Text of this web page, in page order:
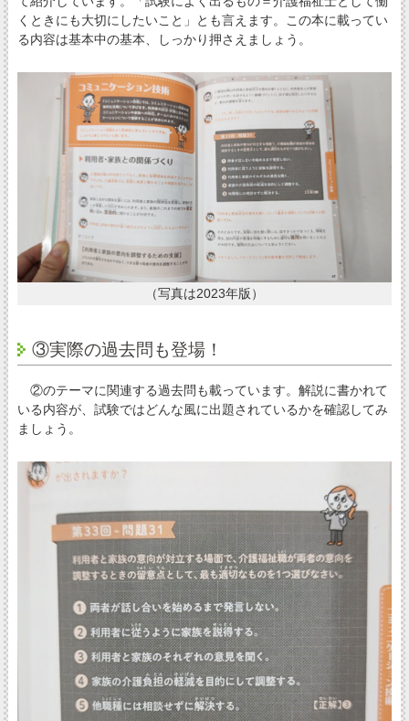
くときにも大切にしたいこと」とも言えます。この本に載ってい
る内容は基本中の基本、しっかり押さえましょう。
（写真は2023年版）
③実際の過去問も登場！
②のテーマに関連する過去問も載っています。解説に書かれて
いる内容が、試験ではどんな風に出題されているかを確認してみ
ましょう。